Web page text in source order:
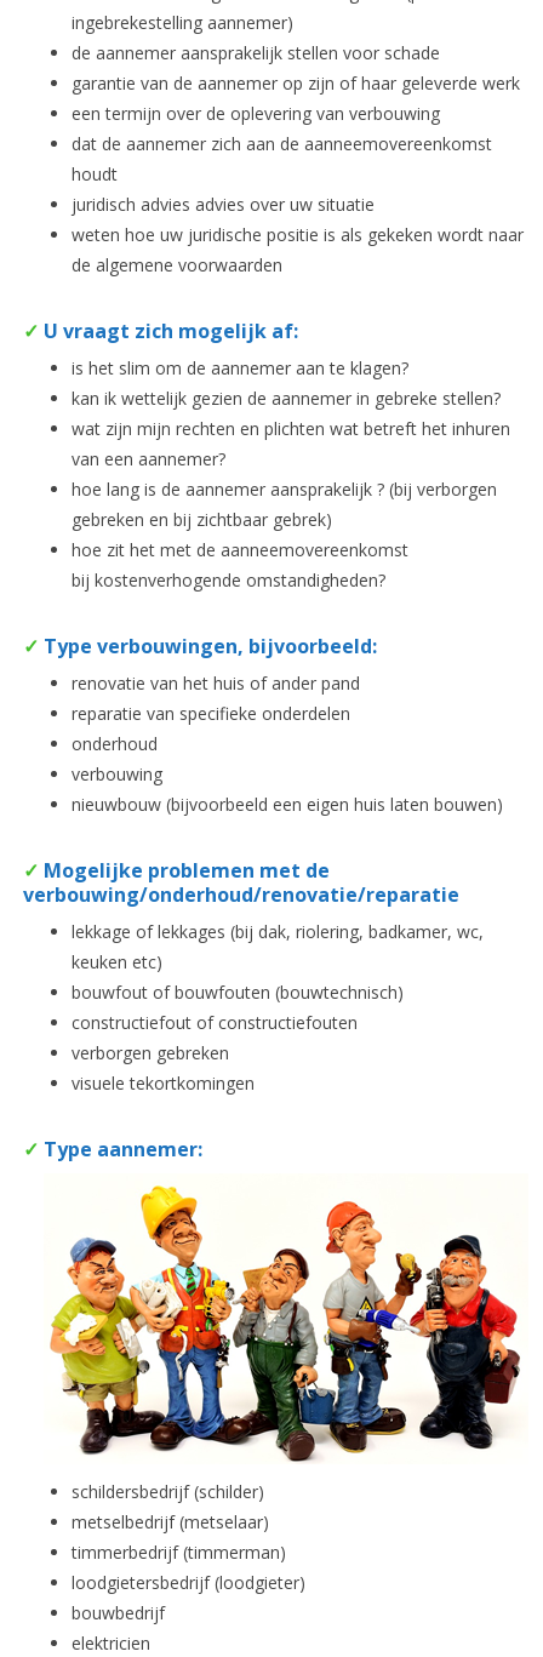
ingebrekestelling aannemer)
de aannemer aansprakelijk stellen voor schade
garantie van de aannemer op zijn of haar geleverde werk
een termijn over de oplevering van verbouwing
dat de aannemer zich aan de aanneemovereenkomst
houdt
juridisch advies advies over uw situatie
weten hoe uw juridische positie is als gekeken wordt naar
de algemene voorwaarden
✓ U vraagt zich mogelijk af:
is het slim om de aannemer aan te klagen?
kan ik wettelijk gezien de aannemer in gebreke stellen?
wat zijn mijn rechten en plichten wat betreft het inhuren
van een aannemer?
hoe lang is de aannemer aansprakelijk ? (bij verborgen
gebreken en bij zichtbaar gebrek)
hoe zit het met de aanneemovereenkomst
bij kostenverhogende omstandigheden?
✓ Type verbouwingen, bijvoorbeeld:
renovatie van het huis of ander pand
reparatie van specifieke onderdelen
onderhoud
verbouwing
nieuwbouw (bijvoorbeeld een eigen huis laten bouwen)
✓ Mogelijke problemen met de
verbouwing/onderhoud/renovatie/reparatie
lekkage of lekkages (bij dak, riolering, badkamer, wc,
keuken etc)
bouwfout of bouwfouten (bouwtechnisch)
constructiefout of constructiefouten
verborgen gebreken
visuele tekortkomingen
✓ Type aannemer:
schildersbedrijf (schilder)
metselbedrijf (metselaar)
timmerbedrijf (timmerman)
loodgietersbedrijf (loodgieter)
bouwbedrijf
elektricien